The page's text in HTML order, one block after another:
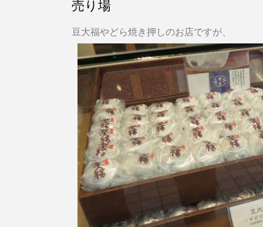
売り場
豆大福やどら焼き押しのお店ですが、